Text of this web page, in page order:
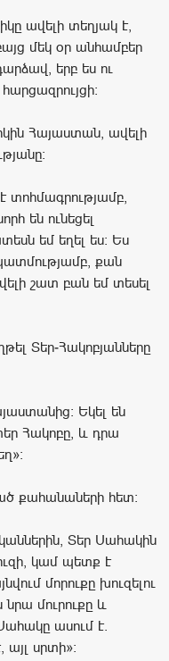
ավելի տեղյակ է,
մեկ օր անհամբեր
երբ ես ու
Հայաստան, ավելի
տոհմագրությամբ,
են ունեցել
եմ եղել ես: Ես
քան
շատ բան եմ տեսել
Տեր-Հակոբյանները
Եկել են
Հակոբը, և դրա
քահանաների հետ:
Տեր Սահակին
կամ պետք է
մորուքը խուզելու
մուրուքը և
ասում է.
այլ սրտի»: